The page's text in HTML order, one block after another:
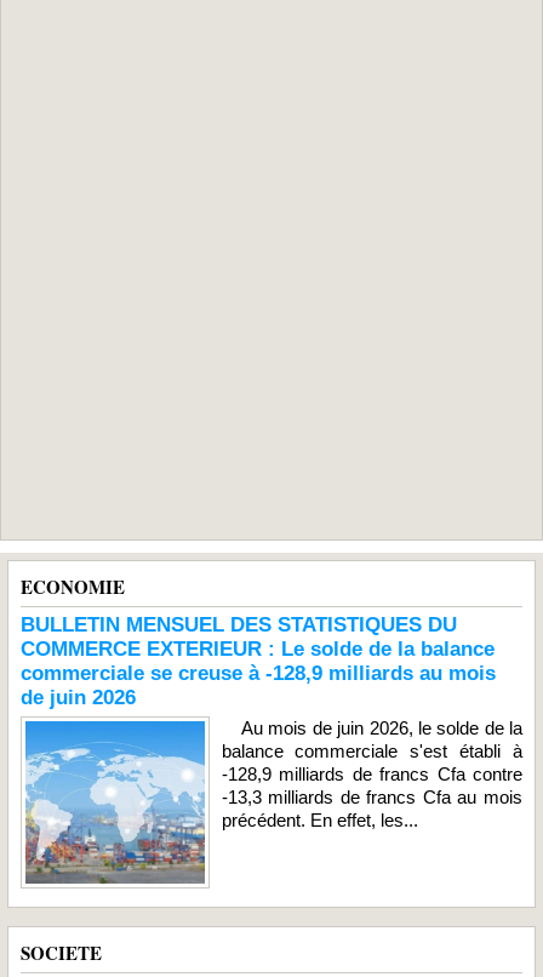
ECONOMIE
BULLETIN MENSUEL DES STATISTIQUES DU
COMMERCE EXTERIEUR : Le solde de la balance
commerciale se creuse à -128,9 milliards au mois
de juin 2026
Au mois de juin 2026, le solde de la
balance commerciale s'est établi à
-128,9 milliards de francs Cfa contre
-13,3 milliards de francs Cfa au mois
précédent. En effet, les...
SOCIETE